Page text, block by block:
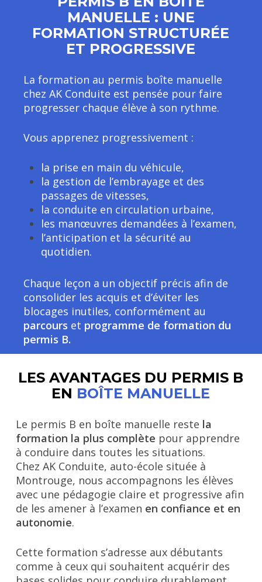
MANUELLE : UNE
FORMATION STRUCTURÉE
ET PROGRESSIVE
La formation au permis boîte manuelle
chez AK Conduite est pensée pour faire
progresser chaque élève à son rythme.
Vous apprenez progressivement :
la prise en main du véhicule,
la gestion de l’embrayage et des
passages de vitesses,
la conduite en circulation urbaine,
les manœuvres demandées à l’examen,
l’anticipation et la sécurité au
quotidien.
Chaque leçon a un objectif précis afin de
consolider les acquis et d’éviter les
blocages inutiles, conformément au
parcours et programme de formation du
permis B.
LES AVANTAGES DU PERMIS B
EN BOÎTE MANUELLE
Le permis B en boîte manuelle reste la
formation la plus complète pour apprendre
à conduire dans toutes les situations.
Chez AK Conduite, auto-école située à
Montrouge, nous accompagnons les élèves
avec une pédagogie claire et progressive afin
de les amener à l’examen en confiance et en
autonomie.
Cette formation s’adresse aux débutants
comme à ceux qui souhaitent acquérir des